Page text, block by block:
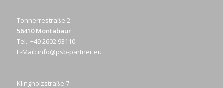
Tonnerrestraße 2
56410 Montabaur
Tel.: +49 2602 93110
E-Mail: info@psb-partner.eu
Klingholzstraße 7